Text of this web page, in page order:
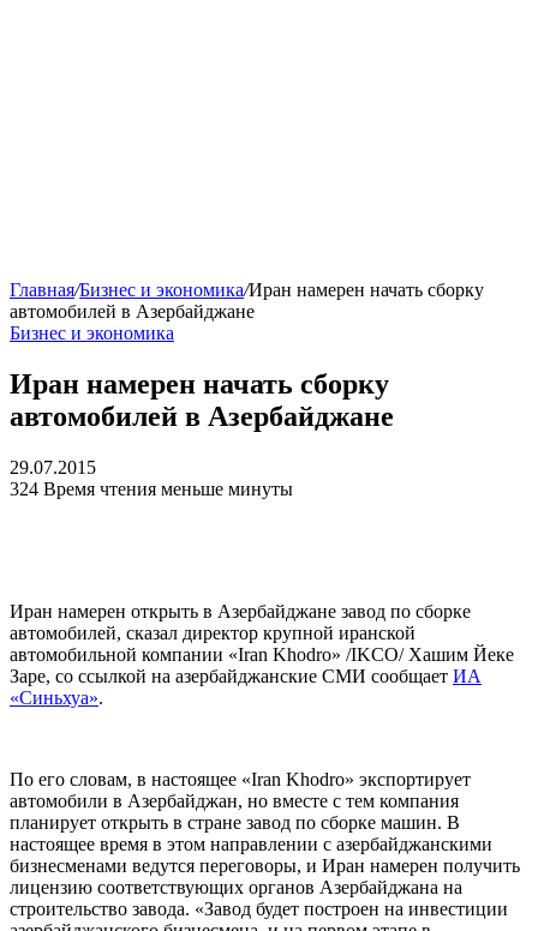
Главная/Бизнес и экономика/Иран намерен начать сборку
автомобилей в Азербайджане
Бизнес и экономика
Иран намерен начать сборку
автомобилей в Азербайджане
29.07.2015
324 Время чтения меньше минуты
Иран намерен открыть в Азербайджане завод по сборке
автомобилей, сказал директор крупной иранской
автомобильной компании «Iran Khodro» /IKCO/ Хашим Йеке
Заре, со ссылкой на азербайджанские СМИ сообщает ИА
«Синьхуа».
По его словам, в настоящее «Iran Khodro» экспортирует
автомобили в Азербайджан, но вместе с тем компания
планирует открыть в стране завод по сборке машин. В
настоящее время в этом направлении с азербайджанскими
бизнесменами ведутся переговоры, и Иран намерен получить
лицензию соответствующих органов Азербайджана на
строительство завода. «Завод будет построен на инвестиции